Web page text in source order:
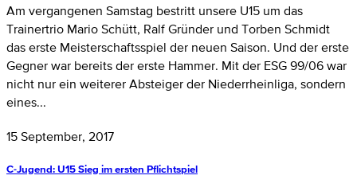
Am vergangenen Samstag bestritt unsere U15 um das
Trainertrio Mario Schütt, Ralf Gründer und Torben Schmidt
das erste Meisterschaftsspiel der neuen Saison. Und der erste
Gegner war bereits der erste Hammer. Mit der ESG 99/06 war
nicht nur ein weiterer Absteiger der Niederrheinliga, sondern
eines...
15 September, 2017
C-Jugend: U15 Sieg im ersten Pflichtspiel